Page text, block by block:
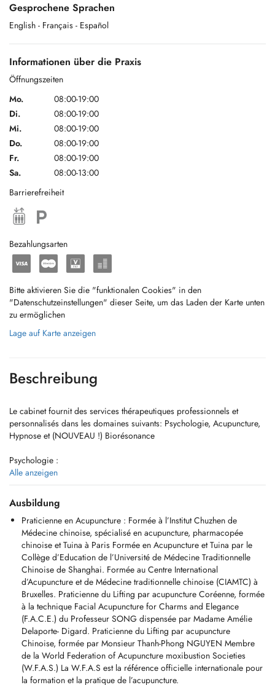
Gesprochene Sprachen
English - Français - Español
Informationen über die Praxis
Öffnungszeiten
Mo.
08:00-19:00
Di.
08:00-19:00
Mi.
08:00-19:00
Do.
08:00-19:00
Fr.
08:00-19:00
Sa.
08:00-13:00
Barrierefreiheit
Bezahlungsarten
Bitte aktivieren Sie die "funktionalen Cookies" in den
"Datenschutzeinstellungen" dieser Seite, um das Laden der Karte unten
zu ermöglichen
Lage auf Karte anzeigen
Beschreibung
Le cabinet fournit des services thérapeutiques professionnels et
personnalisés dans les domaines suivants: Psychologie, Acupuncture,
Hypnose et (NOUVEAU !) Biorésonance
Psychologie :
Après un cursus universitaire et une quinzaine d'années d'expériences
professionnelles en entreprises, notamment dans le domaine des
ressources humaines, mes compétences sont axées :
- sur les troubles anxieux
- sur la dépression, le stress, le burn-out,
- les difficultés professionnelles et personnelles,
- les traumatismes (agression, vol, maltraitance, etc.),
- les difficultés relationnelles
- la thérapie de couple (réconciliation, séparation, divorce).
- je pratique l'hypnose thérapeutique et l'EMDR.
Acupuncture:
- Acupuncture générale
- Acupuncture de la douleur
- Acupuncture de la fertilité/obstétrique/gynécologie
- Acupuncture esthétique
- Insomnies/anxiété/stress
- Cupping therapy/ventouses
Alle anzeigen
Ausbildung
Praticienne en Acupuncture : Formée à l’Institut Chuzhen de
Médecine chinoise, spécialisé en acupuncture, pharmacopée
chinoise et Tuina à Paris Formée en Acupuncture et Tuina par le
Collège d’Education de l’Université de Médecine Traditionnelle
Chinoise de Shanghai. Formée au Centre International
d’Acupuncture et de Médecine traditionnelle chinoise (CIAMTC) à
Bruxelles. Praticienne du Lifting par acupuncture Coréenne, formée
à la technique Facial Acupuncture for Charms and Elegance
(F.A.C.E.) du Professeur SONG dispensée par Madame Amélie
Delaporte- Digard. Praticienne du Lifting par acupuncture
Chinoise, formée par Monsieur Thanh-Phong NGUYEN Membre
de la World Federation of Acupuncture moxibustion Societies
(W.F.A.S.) La W.F.A.S est la référence officielle internationale pour
la formation et la pratique de l’acupuncture.